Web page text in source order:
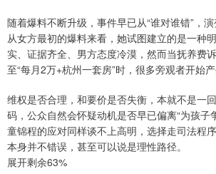
随着爆料不断升级，事件早已从“谁对谁错”，演
从女方最初的爆料来看，她试图建立的是一种
实、证据齐全、男方态度冷漠，然而当抚养费
至“每月2万+杭州一套房”时，很多旁观者开始产
维权是否合理，和要价是否失衡，本就不是一
码，公众自然会怀疑动机是否早已偏离“为孩子
童锦程的应对同样谈不上高明，选择走司法程
本身并不错误，甚至可以说是理性路径。
展开剩余63%